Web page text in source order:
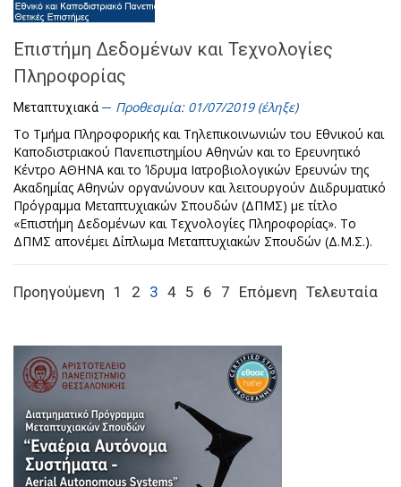
Επιστήμη Δεδομένων και Τεχνολογίες
Πληροφορίας
Μεταπτυχιακά
Προθεσμία: 01/07/2019 (έληξε)
Το Τμήμα Πληροφορικής και Τηλεπικοινωνιών του Εθνικού και
Καποδιστριακού Πανεπιστημίου Αθηνών και το Ερευνητικό
Κέντρο ΑΘΗΝΑ και το Ίδρυμα Ιατροβιολογικών Ερευνών της
Ακαδημίας Αθηνών οργανώνουν και λειτουργούν Διιδρυματικό
Πρόγραμμα Μεταπτυχιακών Σπουδών (ΔΠΜΣ) με τίτλο
«Επιστήμη Δεδομένων και Τεχνολογίες Πληροφορίας». Το
ΔΠΜΣ απονέμει Δίπλωμα Μεταπτυχιακών Σπουδών (Δ.Μ.Σ.).
Προηγούμενη 1 2 3 4 5 6 7 Επόμενη Τελευταία